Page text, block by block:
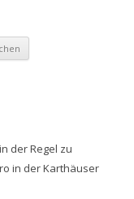
der Regel zu
in der Karthäuser